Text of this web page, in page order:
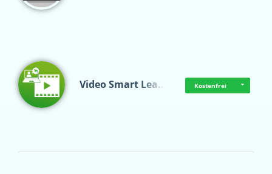
Video Smart Lea… Kostenfrei